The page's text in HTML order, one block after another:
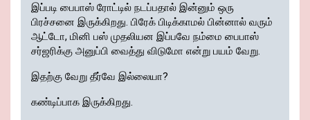
இப்படி பைபாஸ் ரோட்டில் நடப்பதால் இன்னும் ஒரு
பிரச்சனை இருக்கிறது. பிரேக் பிடிக்காமல் பின்னால் வரும்
ஆட்டோ, மினி பஸ் முதலியன இப்பவே நம்மை பைபாஸ்
சர்ஜரிக்கு அனுப்பி வைத்து விடுமோ என்று பயம் வேறு.
இதற்கு வேறு தீர்வே இல்லையா?
கண்டிப்பாக இருக்கிறது.